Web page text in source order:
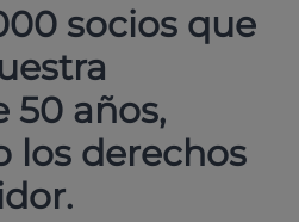
socios que
50 años,
los derechos